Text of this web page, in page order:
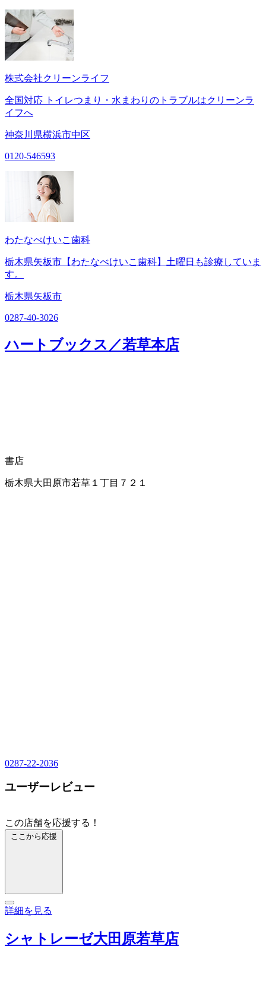
株式会社クリーンライフ
全国対応 トイレつまり・水まわりのトラブルはクリーンラ
イフへ
神奈川県横浜市中区
0120-546593
わたなべけいこ歯科
栃木県矢板市【わたなべけいこ歯科】土曜日も診療していま
す。
栃木県矢板市
0287-40-3026
ハートブックス／若草本店
書店
栃木県大田原市若草１丁目７２１
0287-22-2036
ユーザーレビュー
この店舗を応援する！
ここから応援
詳細を見る
シャトレーゼ大田原若草店